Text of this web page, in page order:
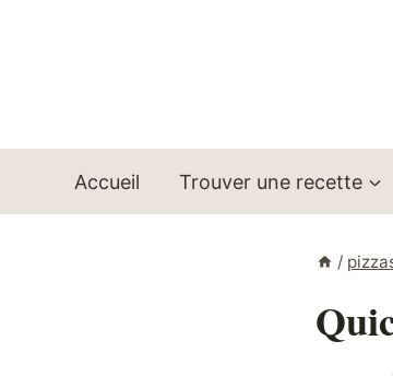
Accueil Trouver une recette
/